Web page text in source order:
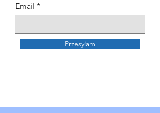
Email
Przesyłam